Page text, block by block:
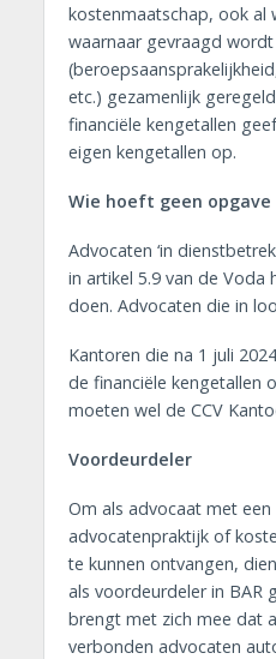
kostenmaatschap, ook al
waarnaar gevraagd wordt
etc.) gezamenlijk
financiële kengetallen
eigen kengetallen op.
Wie hoeft geen opgave
Advocaten ‘in
in artikel 5.9 van de Voda
doen. Advocaten die in
Kantoren die na 1 juli
de financiële kengetallen
moeten wel de CCV
Voordeurdeler
Om als advocaat met
advocatenpraktijk of
te kunnen ontvangen,
als voordeurdeler in BAR
brengt met zich mee dat
verbonden advocaten